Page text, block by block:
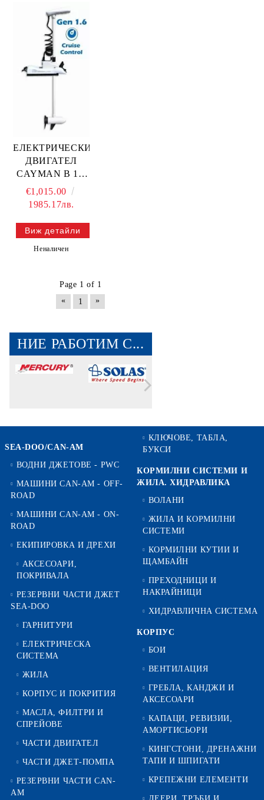
ЕЛЕКТРИЧЕСКИ
ДВИГАТЕЛ
CAYMAN B 1.6
GPS 137см./12V /
Бял/ — 50736-
€1,015.00
1985.17лв.
Виж детайли
Неналичен
Page 1 of 1
«
1 »
НИЕ РАБОТИМ С...
SEA-DOO/CAN-AM
ВОДНИ ДЖЕТОВЕ - PWC
МАШИНИ CAN-AM - OFF-
ROAD
МАШИНИ CAN-AM - ON-
ROAD
ЕКИПИРОВКА И ДРЕХИ
АКСЕСОАРИ,
ПОКРИВАЛА
РЕЗЕРВНИ ЧАСТИ ДЖЕТ
SEA-DOO
ГАРНИТУРИ
ЕЛЕКТРИЧЕСКА
СИСТЕМА
ЖИЛА
КОРПУС И ПОКРИТИЯ
МАСЛА, ФИЛТРИ И
СПРЕЙОВЕ
ЧАСТИ ДВИГАТЕЛ
ЧАСТИ ДЖЕТ-ПОМПА
РЕЗЕРВНИ ЧАСТИ CAN-
AM
КЛЮЧОВЕ, ТАБЛА,
БУКСИ
КОРМИЛНИ СИСТЕМИ И
ЖИЛА. ХИДРАВЛИКА
ВОЛАНИ
ЖИЛА И КОРМИЛНИ
СИСТЕМИ
КОРМИЛНИ КУТИИ И
ЩАМБАЙН
ПРЕХОДНИЦИ И
НАКРАЙНИЦИ
ХИДРАВЛИЧНА СИСТЕМА
КОРПУС
БОИ
ВЕНТИЛАЦИЯ
ГРЕБЛА, КАНДЖИ И
АКСЕСОАРИ
КАПАЦИ, РЕВИЗИИ,
АМОРТИСЬОРИ
КИНГСТОНИ, ДРЕНАЖНИ
ТАПИ И ШПИГАТИ
КРЕПЕЖНИ ЕЛЕМЕНТИ